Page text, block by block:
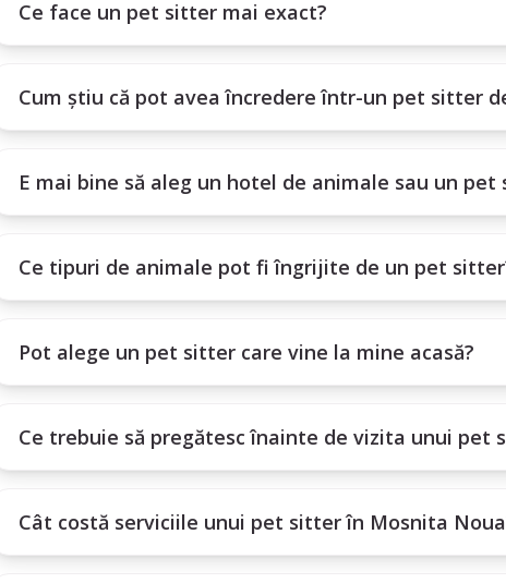
6. Este profilul complet și are recenzii pozitive?
Alegerea unui pet sitter este mai mult decât un serviciu - este o relație
Ce face un pet sitter mai exact?
Cum știu că pot avea încredere într-un pet sitter
E mai bine să aleg un hotel de animale sau un pet
Ce tipuri de animale pot fi îngrijite de un pet
Pot alege un pet sitter care vine la mine acasă?
Ce trebuie să pregătesc înainte de vizita unui pet
Cât costă serviciile unui pet sitter în Mosnita